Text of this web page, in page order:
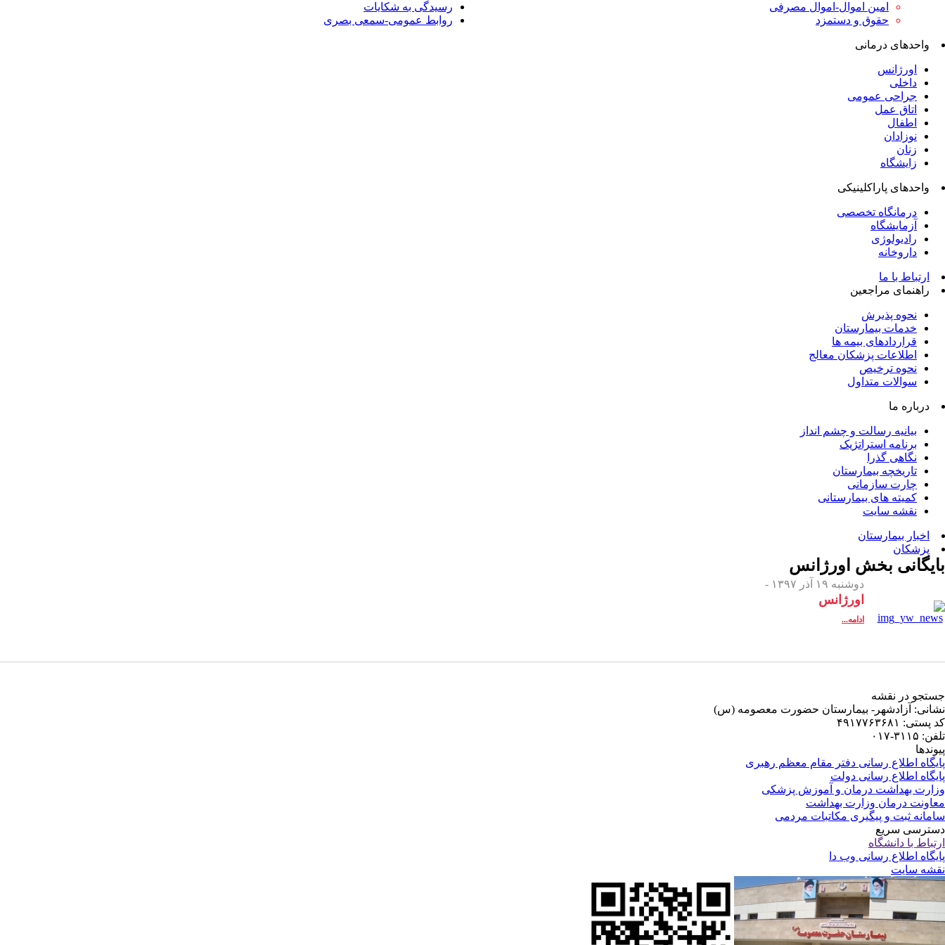
امین اموال-اموال مصرفی
حقوق و دستمزد
رسیدگی به شکایات
روابط عمومی-سمعی بصری
واحدهای درمانی
اورژانس
داخلی
جراحی عمومی
اتاق عمل
اطفال
نوزادان
زنان
زایشگاه
واحدهای پاراکلینیکی
درمانگاه تخصصی
آزمایشگاه
رادیولوژی
داروخانه
ارتباط با ما
راهنمای مراجعین
نحوه پذیرش
خدمات بیمارستان
قراردادهای بیمه ها
اطلاعات پزشکان معالج
نحوه ترخیص
سوالات متداول
درباره ما
بیانیه رسالت و چشم انداز
برنامه استراتژیک
نگاهی گذرا
تاریخچه بیمارستان
چارت سازمانی
کمیته های بیمارستانی
نقشه سایت
اخبار بیمارستان
پزشکان
بایگانی بخش اورژانس
دوشنبه ۱۹ آذر ۱۳۹۷ -
اورژانس
ادامه...
جستجو در نقشه
نشانی: آزادشهر- بیمارستان حضورت معصومه (س)
کد پستی: ۴۹۱۷۷۶۳۶۸۱
تلفن: ۳۱۱۵-۰۱۷
پیوندها
پایگاه اطلاع رسانی دفتر مقام معظم رهبری
پایگاه اطلاع رسانی دولت
وزارت بهداشت درمان و آموزش پزشکی
معاونت درمان وزارت بهداشت
سامانه ثبت و پیگیری مکاتبات مردمی
دسترسی سریع
ارتباط با دانشگاه
پایگاه اطلاع رسانی وب دا
نقشه سایت